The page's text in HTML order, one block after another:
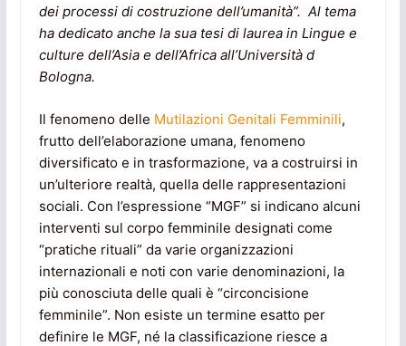
dei processi di costruzione dell’umanità”. Al tema
ha dedicato anche la sua tesi di laurea in Lingue e
culture dell’Asia e dell’Africa all’Università d
Bologna.
Il fenomeno delle Mutilazioni Genitali Femminili,
frutto dell’elaborazione umana, fenomeno
diversificato e in trasformazione, va a costruirsi in
un’ulteriore realtà, quella delle rappresentazioni
sociali. Con l’espressione “MGF” si indicano alcuni
interventi sul corpo femminile designati come
“pratiche rituali” da varie organizzazioni
internazionali e noti con varie denominazioni, la
più conosciuta delle quali è “circoncisione
femminile”. Non esiste un termine esatto per
definire le MGF, né la classificazione riesce a